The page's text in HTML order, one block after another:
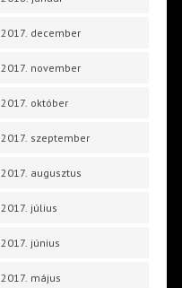
2017. december
2017. november
2017. október
2017. szeptember
2017. augusztus
2017. július
2017. június
2017. május